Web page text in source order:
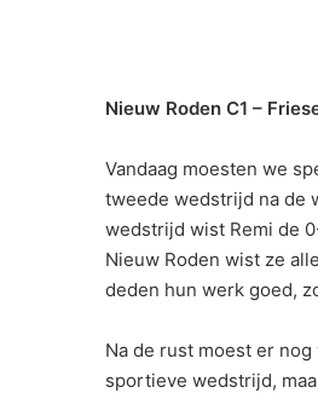
Nieuw Roden C1 –
Vandaag moesten we
tweede wedstrijd na de
wedstrijd wist Remi de
Nieuw Roden wist ze
deden hun werk goed,
Na de rust moest er
sportieve wedstrijd,